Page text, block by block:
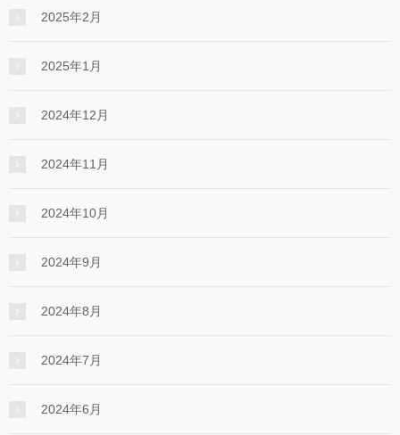
2025年2月
2025年1月
2024年12月
2024年11月
2024年10月
2024年9月
2024年8月
2024年7月
2024年6月